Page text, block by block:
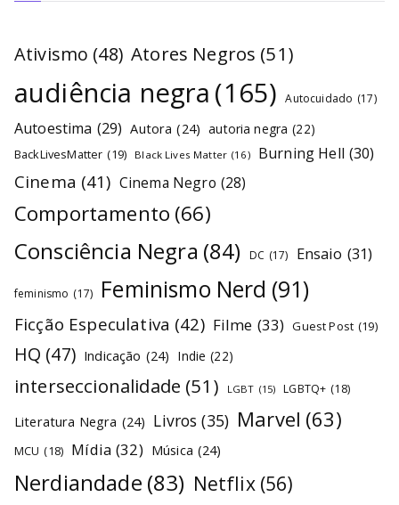
Ativismo (48) Atores Negros (51)
audiência negra (165) Autocuidado (17)
Autoestima (29) Autora (24) autoria negra (22)
BackLivesMatter (19) Black Lives Matter (16) Burning Hell (30)
Cinema (41) Cinema Negro (28)
Comportamento (66)
Consciência Negra (84) DC (17) Ensaio (31)
feminismo (17) Feminismo Nerd (91)
Ficção Especulativa (42) Filme (33) Guest Post (19)
HQ (47) Indicação (24) Indie (22)
interseccionalidade (51) LGBT (15) LGBTQ+ (18)
Literatura Negra (24) Livros (35) Marvel (63)
MCU (18) Mídia (32) Música (24)
Nerdiandade (83) Netflix (56)